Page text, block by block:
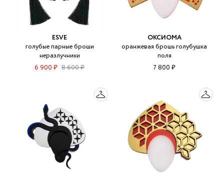
ESVE
голубые парные броши
неразлучники
6 900 ₽ 8 600 ₽
ОКСИОМА
оранжевая брошь голубушка
поля
7 800 ₽